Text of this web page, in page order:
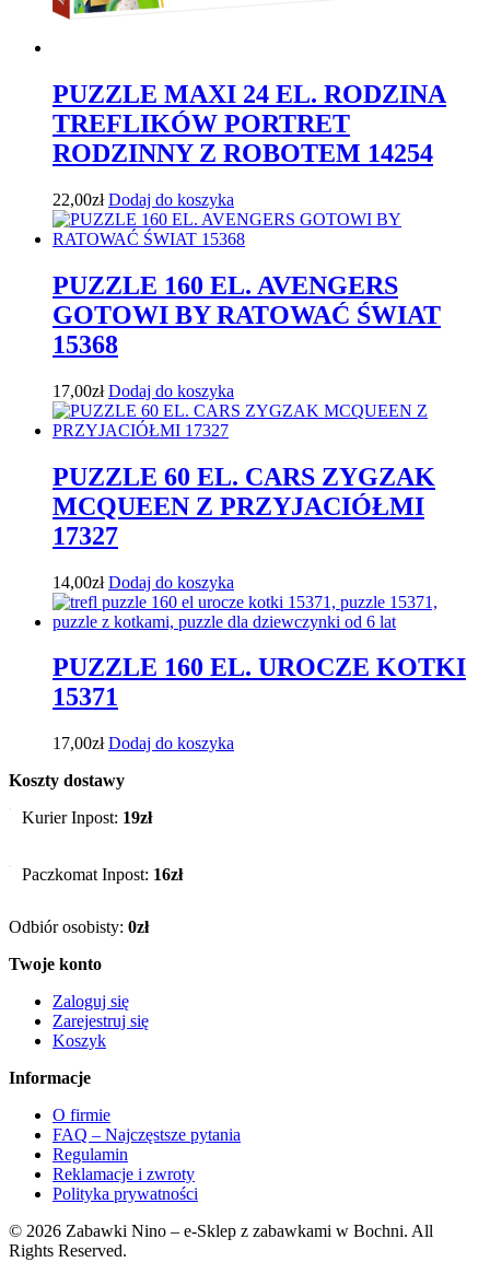
PUZZLE MAXI 24 EL. RODZINA
TREFLIKÓW PORTRET
RODZINNY Z ROBOTEM 14254
22,00zł Dodaj do koszyka
PUZZLE 160 EL. AVENGERS
GOTOWI BY RATOWAĆ ŚWIAT
15368
17,00zł Dodaj do koszyka
PUZZLE 60 EL. CARS ZYGZAK
MCQUEEN Z PRZYJACIÓŁMI
17327
14,00zł Dodaj do koszyka
PUZZLE 160 EL. UROCZE KOTKI
15371
17,00zł Dodaj do koszyka
Koszty dostawy
Kurier Inpost: 19zł
Paczkomat Inpost: 16zł
Odbiór osobisty: 0zł
Twoje konto
Zaloguj się
Zarejestruj się
Koszyk
Informacje
O firmie
FAQ – Najczęstsze pytania
Regulamin
Reklamacje i zwroty
Polityka prywatności
© 2026 Zabawki Nino – e-Sklep z zabawkami w Bochni. All
Rights Reserved.